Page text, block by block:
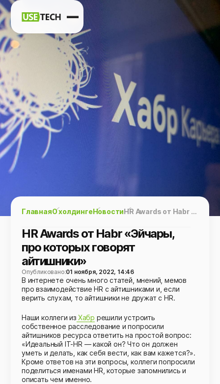
h vk tg
ГлавнаяО холдингеНовости HR Awards от Habr «Эйчары, про которых говорят айтишники»
HR Awards от Habr «Эйчары,
про которых говорят
айтишники»
Опубликовано:01 ноября, 2022, 14:46
В интернете очень много статей, мнений, мемов
про взаимодействие HR с айтишниками и, если
верить слухам, то айтишники не дружат с HR.
Наши коллеги из Хабр решили устроить
собственное расследование и попросили
айтишников ресурса ответить на простой вопрос:
«Идеальный IT-HR — какой он? Что он должен
уметь и делать, как себя вести, как вам кажется?».
Кроме ответов на эти вопросы, коллеги попросили
поделиться именами HR, которые запомнились и
описать чем именно.